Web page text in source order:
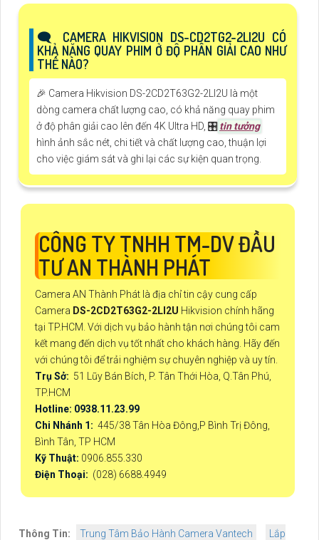
🗨️ CAMERA HIKVISION DS-CD2TG2-2LI2U CÓ
KHẢ NĂNG QUAY PHIM Ở ĐỘ PHÂN GIẢI CAO NHƯ
THẾ NÀO?
️🎉 Camera Hikvision DS-2CD2T63G2-2LI2U là một
dòng camera chất lượng cao, có khả năng quay phim
ở độ phân giải cao lên đến 4K Ultra HD, 🎛 tin tưởng
hình ảnh sắc nét, chi tiết và chất lượng cao, thuận lợi
cho việc giám sát và ghi lại các sự kiện quan trọng.
CÔNG TY TNHH TM-DV ĐẦU
TƯ AN THÀNH PHÁT
Camera AN Thành Phát là địa chỉ tin cậy cung cấp
Camera DS-2CD2T63G2-2LI2U Hikvision chính hãng
tại TP.HCM. Với dịch vụ bảo hành tận nơi chúng tôi cam
kết mang đến dịch vụ tốt nhất cho khách hàng. Hãy đến
với chúng tôi để trải nghiệm sự chuyên nghiệp và uy tín.
Trụ Sở: 51 Lũy Bán Bích, P. Tân Thới Hòa, Q.Tân Phú,
TP.HCM
Hotline: 0938.11.23.99
Chi Nhánh 1: 445/38 Tân Hòa Đông,P Bình Trị Đông,
Bình Tân, TP HCM
Kỹ Thuật: 0906.855.330
Điện Thoại: (028) 6688.4949
Thông Tin: Trung Tâm Bảo Hành Camera Vantech
Lắp